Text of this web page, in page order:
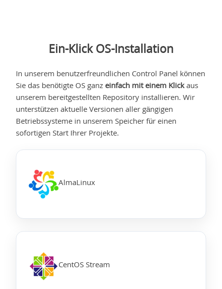
Ein-Klick OS-Installation
In unserem benutzerfreundlichen Control Panel können
Sie das benötigte OS ganz einfach mit einem Klickaus
unserem bereitgestellten Repository installieren. Wir
unterstützen aktuelle Versionen aller gängigen
Betriebssysteme in unserem Speicher für einen
sofortigen Start Ihrer Projekte.
AlmaLinux
CentOS Stream